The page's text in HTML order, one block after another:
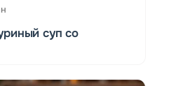
суп со